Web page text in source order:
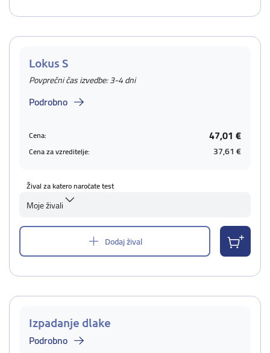
Lokus S
Povprečni čas izvedbe: 3-4 dni
Podrobno
Cena: 47,01 €
Cena za vzreditelje: 37,61 €
Žival za katero naročate test
Moje živali
Dodaj žival
Izpadanje dlake
Podrobno